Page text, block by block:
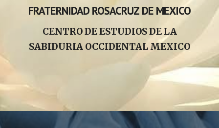
FRATERNIDAD ROSACRUZ DE MEXICO
CENTRO DE ESTUDIOS DE LA
SABIDURIA OCCIDENTAL MEXICO